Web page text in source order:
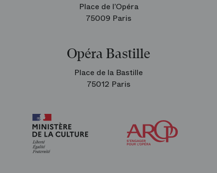
Place de l’Opéra
75009 Paris
Opéra Bastille
Place de la Bastille
75012 Paris